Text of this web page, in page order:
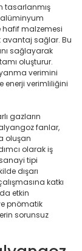
tasarlanmış
hafif malzemesi
avantaj sağlar. Bu
sağlayarak
oluşturur.
verimini
enerji verimliliğini
gazların
fanlar,
oluşan
olarak iş
tipi
dışarı
katkı
etkin
pnömatik
sorunsuz